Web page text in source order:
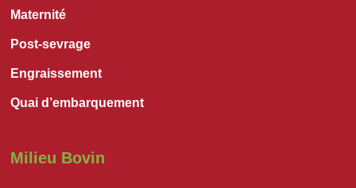
Maternité
Post-sevrage
Engraissement
Quai d’embarquement
Milieu Bovin